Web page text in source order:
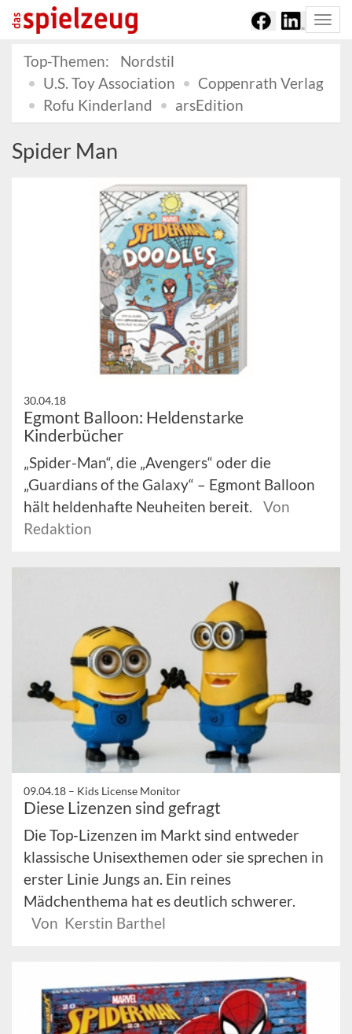
Top-Themen:
Nordstil
U.S. Toy Association
Coppenrath Verlag
Rofu Kinderland
arsEdition
Spider Man
30.04.18
Egmont Balloon: Heldenstarke
Kinderbücher
„Spider-Man“, die „Avengers“ oder die
„Guardians of the Galaxy“ – Egmont Balloon
hält heldenhafte Neuheiten bereit.
Von
Redaktion
09.04.18 – Kids License Monitor
Diese Lizenzen sind gefragt
Die Top-Lizenzen im Markt sind entweder
klassische Unisexthemen oder sie sprechen in
erster Linie Jungs an. Ein reines
Mädchenthema hat es deutlich schwerer.
Von Kerstin Barthel